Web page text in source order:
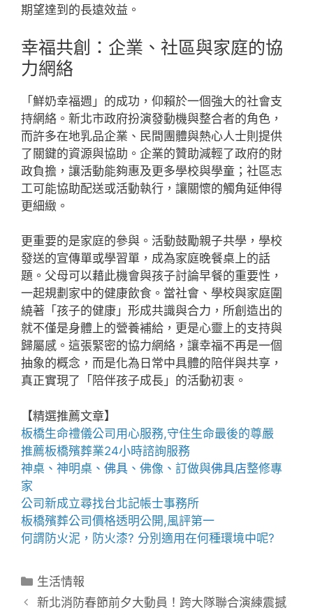
期望達到的長遠效益。
幸福共創：企業、社區與家庭的協
力網絡
「鮮奶幸福週」的成功，仰賴於一個強大的社會支
持網絡。新北市政府扮演發動機與整合者的角色，
而許多在地乳品企業、民間團體與熱心人士則提供
了關鍵的資源與協助。企業的贊助減輕了政府的財
政負擔，讓活動能夠惠及更多學校與學童；社區志
工可能協助配送或活動執行，讓關懷的觸角延伸得
更細緻。
更重要的是家庭的參與。活動鼓勵親子共學，學校
發送的宣傳單或學習單，成為家庭晚餐桌上的話
題。父母可以藉此機會與孩子討論早餐的重要性，
一起規劃家中的健康飲食。當社會、學校與家庭圍
繞著「孩子的健康」形成共識與合力，所創造出的
就不僅是身體上的營養補給，更是心靈上的支持與
歸屬感。這張緊密的協力網絡，讓幸福不再是一個
抽象的概念，而是化為日常中具體的陪伴與共享，
真正實現了「陪伴孩子成長」的活動初衷。
【精選推薦文章】
板橋生命禮儀公司 用心服務,守住生命最後的尊嚴
推薦板橋殯葬業24小時諮詢服務
神桌、 神明桌 、 佛具 、佛像、訂做與佛具店整修專
家
公司新成立尋找台北記帳士事務所
板橋殯葬公司價格透明公開,風評第一
何謂防火泥 ， 防火漆? 分別適用在何種環境中呢?
分
類
生活情報
新北消防春節前夕大動員！跨大隊聯合演練震撼